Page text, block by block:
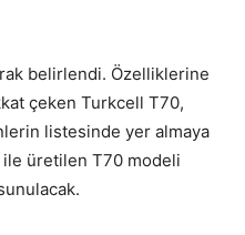
belirlendi. Özelliklerine
çeken Turkcell T70,
listesinde yer almaya
üretilen T70 modeli